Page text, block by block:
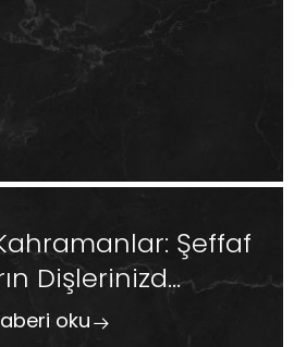
Şeffaf
Dişlerinizd...
oku